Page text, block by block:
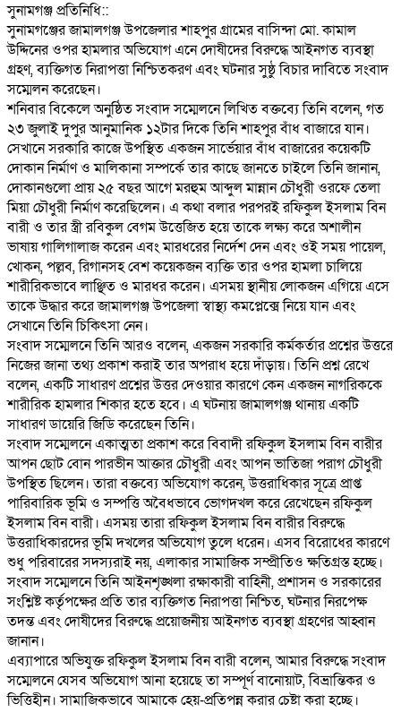
‎সুনামগঞ্জ প্রতিনিধি::
‎সুনামগঞ্জের জামালগঞ্জ উপজেলার শাহপুর গ্রামের বাসিন্দা মো. কামাল
উদ্দিনের ওপর হামলার অভিযোগ এনে দোষীদের বিরুদ্ধে আইনগত ব্যবস্থা
গ্রহণ, ব্যক্তিগত নিরাপত্তা নিশ্চিতকরণ এবং ঘটনার সুষ্ঠু বিচার দাবিতে সংবাদ
সম্মেলন করেছেন।
‎শনিবার বিকেলে অনুষ্ঠিত সংবাদ সম্মেলনে লিখিত বক্তব্যে তিনি বলেন, গত
২৩ জুলাই দুপুর আনুমানিক ১২টার দিকে তিনি শাহপুর বাঁধ বাজারে যান।
সেখানে সরকারি কাজে উপস্থিত একজন সার্ভেয়ার বাঁধ বাজারের কয়েকটি
দোকান নির্মাণ ও মালিকানা সম্পর্কে তার কাছে জানতে চাইলে তিনি জানান,
দোকানগুলো প্রায় ২৫ বছর আগে মরহুম আব্দুল মান্নান চৌধুরী ওরফে তেলা
মিয়া চৌধুরী নির্মাণ করেছিলেন। এ কথা বলার পরপরই রফিকুল ইসলাম বিন
বারী ও তার স্ত্রী রবিকুল বেগম উত্তেজিত হয়ে তাকে লক্ষ্য করে অশালীন
ভাষায় গালিগালাজ করেন এবং মারধরের নির্দেশ দেন এবং ওই সময় পায়েল,
খোকন, পল্লব, রিগানসহ বেশ কয়েকজন ব্যক্তি তার ওপর হামলা চালিয়ে
শারীরিকভাবে লাঞ্ছিত ও মারধর করেন। এসময় স্থানীয় লোকজন এগিয়ে এসে
তাকে উদ্ধার করে জামালগঞ্জ উপজেলা স্বাস্থ্য কমপ্লেক্সে নিয়ে যান এবং
সেখানে তিনি চিকিৎসা নেন।
‎সংবাদ সম্মেলনে তিনি আরও বলেন, একজন সরকারি কর্মকর্তার প্রশ্নের উত্তরে
নিজের জানা তথ্য প্রকাশ করাই তার অপরাধ হয়ে দাঁড়ায়। তিনি প্রশ্ন রেখে
বলেন, একটি সাধারণ প্রশ্নের উত্তর দেওয়ার কারণে কেন একজন নাগরিককে
শারীরিক হামলার শিকার হতে হবে। এ ঘটনায় জামালগঞ্জ থানায় একটি
সাধারণ ডায়েরি জিডি করেছেন তিনি।
‎সংবাদ সম্মেলনে একাত্মতা প্রকাশ করে বিবাদী রফিকুল ইসলাম বিন বারীর
আপন ছোট বোন পারভীন আক্তার চৌধুরী এবং আপন ভাতিজা পরাগ চৌধুরী
উপস্থিত ছিলেন। তারা বক্তব্যে অভিযোগ করেন, উত্তরাধিকার সূত্রে প্রাপ্ত
পারিবারিক ভূমি ও সম্পত্তি অবৈধভাবে ভোগদখল করে রেখেছেন রফিকুল
ইসলাম বিন বারী। এসময় তারা রফিকুল ইসলাম বিন বারীর বিরুদ্ধে
উত্তরাধিকারদের ভূমি দখলের অভিযোগ তুলে ধরেন। এসব বিরোধের কারণে
শুধু পরিবারের সদস্যরাই নয়, এলাকার সামাজিক সম্প্রীতিও ক্ষতিগ্রস্ত হচ্ছে।
‎সংবাদ সম্মেলনে তিনি আইনশৃঙ্খলা রক্ষাকারী বাহিনী, প্রশাসন ও সরকারের
সংশ্লিষ্ট কর্তৃপক্ষের প্রতি তার ব্যক্তিগত নিরাপত্তা নিশ্চিত, ঘটনার নিরপেক্ষ
তদন্ত এবং দোষীদের বিরুদ্ধে প্রয়োজনীয় আইনগত ব্যবস্থা গ্রহণের আহ্বান
জানান।
‎এব্যাপারে অভিযুক্ত রফিকুল ইসলাম বিন বারী বলেন, আমার বিরুদ্ধে সংবাদ
সম্মেলনে যেসব অভিযোগ আনা হয়েছে তা সম্পূর্ণ বানোয়াট, বিভ্রান্তিকর ও
ভিত্তিহীন। সামাজিকভাবে আমাকে হেয়-প্রতিপন্ন করার চেষ্টা করা হচ্ছে।